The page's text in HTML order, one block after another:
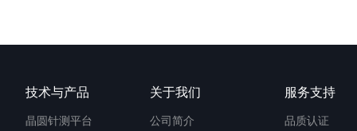
技术与产品
晶圆针测平台
关于我们
公司简介
服务支持
品质认证